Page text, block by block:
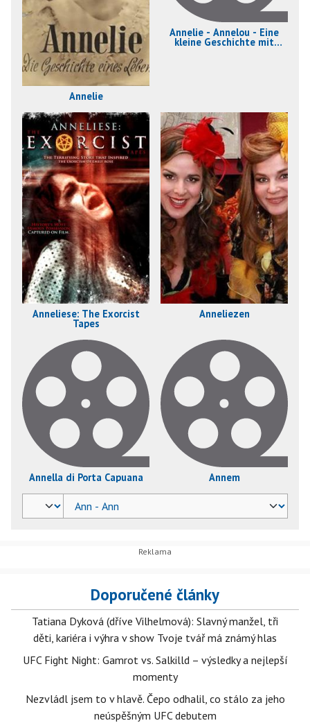
Annelie
Annelie - Annelou - Eine
kleine Geschichte mit
Anneliese: The Exorcist
Tapes
Anneliezen
Annella di Porta Capuana Annem
Doporučené články
Tatiana Dyková (dříve Vilhelmová): Slavný manžel, tři
děti, kariéra i výhra v show Tvoje tvář má známý hlas
UFC Fight Night: Gamrot vs. Salkilld – výsledky a nejlepší
momenty
Nezvládl jsem to v hlavě. Čepo odhalil, co stálo za jeho
neúspěšným UFC debutem